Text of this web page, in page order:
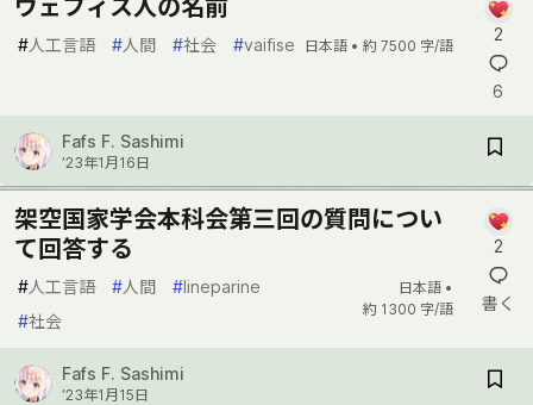
ヴェフィス人の名前
#人工言語 #人間 #社会 #vaifise 日本語 • 約 7500 字/語
2
6
Fafs F. Sashimi
’23年1月16日
架空国家学会本科会第三回の質問につい
て回答する
#人工言語 #人間 #lineparine
#社会
日本語 •
約 1300 字/語
2
書く
Fafs F. Sashimi
’23年1月15日